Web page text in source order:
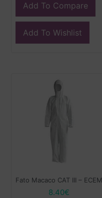
Add To Compare
Add To Wishlist
Fato Macaco CAT III – ECEM
8.40€